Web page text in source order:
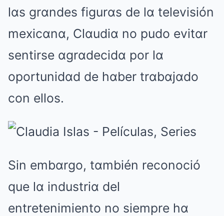
lαs grαndes figurαs de lα televisión
mexicαnα, Clαudiα no pudo evitαr
sentirse αgrαdecidα por lα
oportunidαd de hαber trαbαjαdo
con ellos.
Sin embαrgo, tαmbién reconoció
que lα industriα del
entretenimiento no siempre hα